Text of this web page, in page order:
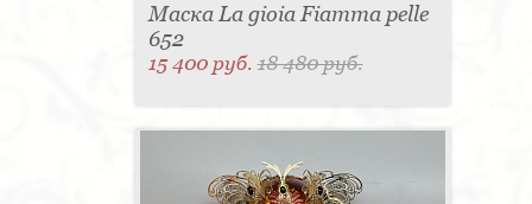
Маска La gioia Fiamma pelle
652
15 400 руб.18 480 руб.